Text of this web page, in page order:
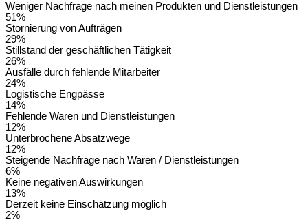
Weniger Nachfrage nach meinen Produkten und Dienstleistungen
51%
Stornierung von Aufträgen
29%
Stillstand der geschäftlichen Tätigkeit
26%
Ausfälle durch fehlende Mitarbeiter
24%
Logistische Engpässe
14%
Fehlende Waren und Dienstleistungen
12%
Unterbrochene Absatzwege
12%
Steigende Nachfrage nach Waren / Dienstleistungen
6%
Keine negativen Auswirkungen
13%
Derzeit keine Einschätzung möglich
2%